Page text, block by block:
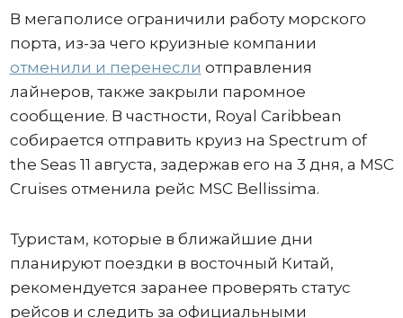
В мегаполисе ограничили работу морского
порта, из-за чего круизные компании
отменили и перенесли отправления
лайнеров, также закрыли паромное
сообщение. В частности, Royal Caribbean
собирается отправить круиз на Spectrum of
the Seas 11 августа, задержав его на 3 дня, а MSC
Cruises отменила рейс MSC Bellissima.
Туристам, которые в ближайшие дни
планируют поездки в восточный Китай,
рекомендуется заранее проверять статус
рейсов и следить за официальными